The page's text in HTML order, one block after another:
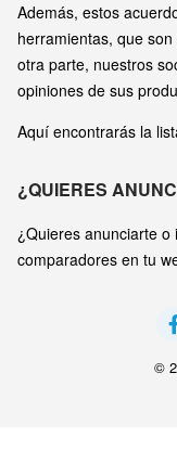
Además, estos
herramientas, que
otra parte, nuestros
opiniones de sus
Aquí encontrarás la
¿QUIERES
¿Quieres anunciarte
comparadores en tu
©